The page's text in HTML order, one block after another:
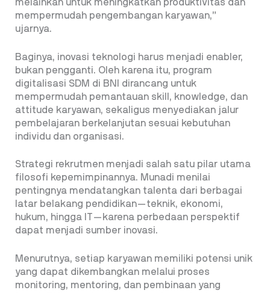
melainkan untuk meningkatkan produktivitas dan
mempermudah pengembangan karyawan,”
ujarnya.
Baginya, inovasi teknologi harus menjadi enabler,
bukan pengganti. Oleh karena itu, program
digitalisasi SDM di BNI dirancang untuk
mempermudah pemantauan skill, knowledge, dan
attitude karyawan, sekaligus menyediakan jalur
pembelajaran berkelanjutan sesuai kebutuhan
individu dan organisasi.
Strategi rekrutmen menjadi salah satu pilar utama
filosofi kepemimpinannya. Munadi menilai
pentingnya mendatangkan talenta dari berbagai
latar belakang pendidikan—teknik, ekonomi,
hukum, hingga IT—karena perbedaan perspektif
dapat menjadi sumber inovasi.
Menurutnya, setiap karyawan memiliki potensi unik
yang dapat dikembangkan melalui proses
monitoring, mentoring, dan pembinaan yang